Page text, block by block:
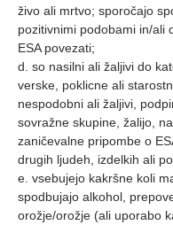
živo ali mrtvo; sporočajo
pozitivnimi podobami in/ali
ESA povezati;
d. so nasilni ali žaljivi do
verske, poklicne ali
nespodobni ali žaljivi,
sovražne skupine, žalijo,
zaničevalne pripombe o
drugih ljudeh, izdelkih ali
e. vsebujejo kakršne koli
spodbujajo alkohol,
orožje/orožje (ali uporabo